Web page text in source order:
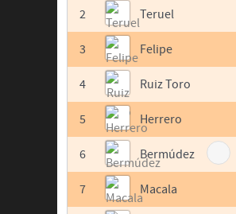
2 Teruel
3 Felipe
4 Ruiz Toro
5 Herrero
6 Bermúdez
7 Macala